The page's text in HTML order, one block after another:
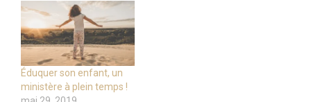
Éduquer son enfant, un
ministère à plein temps !